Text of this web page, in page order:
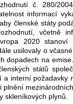
č. 280/
informací
členské státy
včetně
2020
usilovaly o
dopadech na
států
interní
skleníkových plynů.